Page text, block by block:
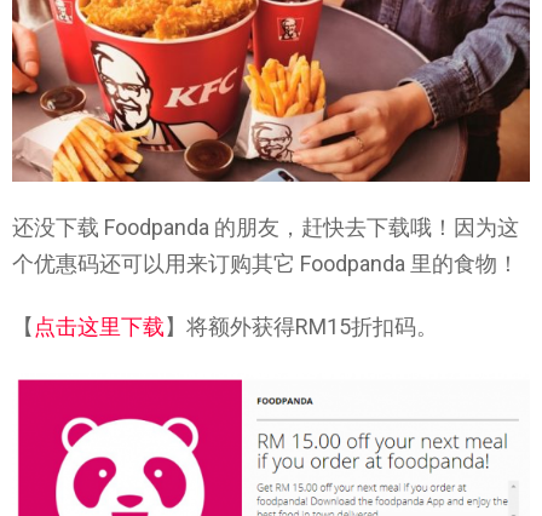
还没下载 Foodpanda 的朋友，赶快去下载哦！因为这
个优惠码还可以用来订购其它 Foodpanda 里的食物！
【 点击这里下载】将额外获得RM15折扣码。